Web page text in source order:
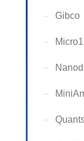
Gibco